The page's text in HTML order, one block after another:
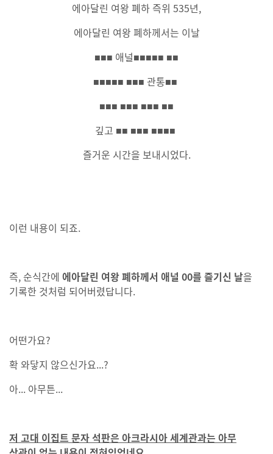
에아달린 여왕 폐하 즉위 535년,
에아달린 여왕 폐하께서는 이날
■■■ 애널■■■■■ ■■
■■■■■ ■■■ 관통■■
■■■ ■■■ ■■■ ■■
깊고 ■■ ■■■ ■■■■
즐거운 시간을 보내시었다.
이런 내용이 되죠.
즉, 순식간에 에아달린 여왕 폐하께서 애널 00를 즐기신 날을
기록한 것처럼 되어버렸답니다.
어떤가요?
확 와닿지 않으신가요...?
아... 아무튼...
저 고대 이집트 문자 석판은 아크라시아 세계관과는 아무